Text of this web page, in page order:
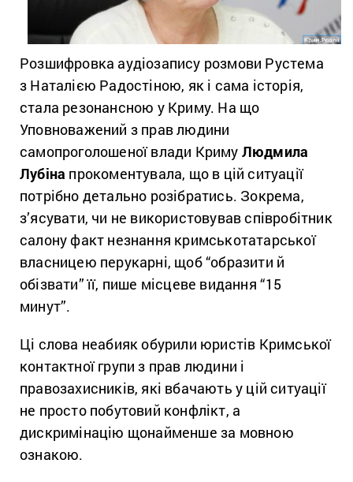
Розшифровка аудіозапису розмови Рустема
з Наталією Радостіною, як і сама історія,
стала резонансною у Криму. На що
Уповноважений з прав людини
самопроголошеної влади Криму Людмила
Лубіна прокоментувала, що в цій ситуації
потрібно детально розібратись. Зокрема,
з’ясувати, чи не використовував співробітник
салону факт незнання кримськотатарської
власницею перукарні, щоб “образити й
обізвати” її, пише місцеве видання “15
минут”.
Ці слова неабияк обурили юристів Кримської
контактної групи з прав людини і
правозахисників, які вбачають у цій ситуації
не просто побутовий конфлікт, а
дискримінацію щонайменше за мовною
ознакою.